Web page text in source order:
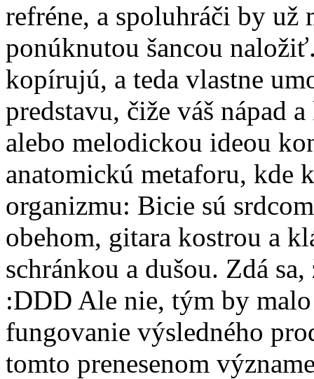
refréne, a spoluhráči by
ponúknutou šancou
kopírujú, a teda vlastne
predstavu, čiže váš nápad
alebo melodickou ideou
anatomickú metaforu, kde
organizmu: Bicie sú
obehom, gitara kostrou a
schránkou a dušou. Zdá
:DDD Ale nie, tým by
fungovanie výsledného
tomto prenesenom